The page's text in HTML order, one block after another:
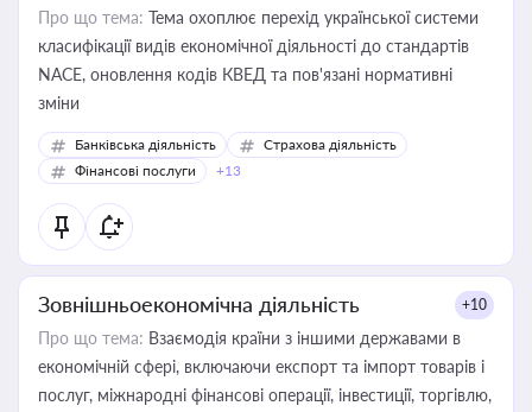
Про що тема: Тема охоплює перехід української системи
класифікації видів економічної діяльності до стандартів
NACE, оновлення кодів КВЕД та пов'язані нормативні
зміни
Банківська діяльність
Страхова діяльність
Фінансові послуги
+13
Зовнішньоекономічна діяльність +10
Про що тема: Взаємодія країни з іншими державами в
економічній сфері, включаючи експорт та імпорт товарів і
послуг, міжнародні фінансові операції, інвестиції, торгівлю,